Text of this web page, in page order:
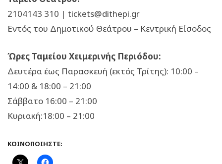
2104143 310 | tickets@dithepi.gr
Εντός του Δημοτικού Θεάτρου – Κεντρική Είσοδος
Ώρες Ταμείου Χειμερινής Περιόδου:
Δευτέρα έως Παρασκευή (εκτός Τρίτης): 10:00 –
14:00 & 18:00 – 21:00
Σάββατο 16:00 – 21:00
Κυριακή:18:00 – 21:00
ΚΟΙΝΟΠΟΙΉΣΤΕ: